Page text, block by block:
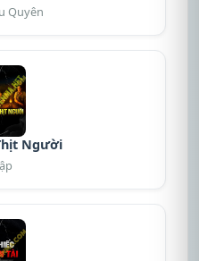
Quyên
Người